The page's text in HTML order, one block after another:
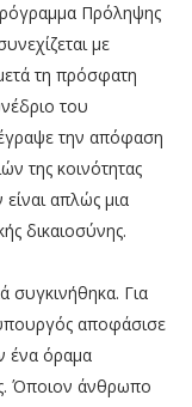
Πρόληψης
με
τη πρόσφατη
του
την απόφαση
της κοινότητας
απλώς μια
δικαιοσύνης.
συγκινήθηκα. Για
αποφάσισε
ένα όραμα
Όποιον άνθρωπο